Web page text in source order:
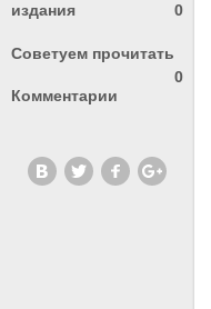
издания
0
Советуем прочитать
0
Комментарии